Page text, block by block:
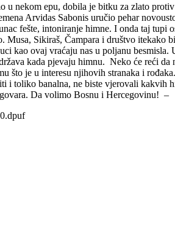
u nekom epu, dobila je bitku za zlato
Arvidas Sabonis uručio pehar
fešte, intoniranje himne. I onda taj
Sikiraš, Čampara i društvo
ovaj vraćaju nas u poljanu besmisla.
kada pjevaju himnu. Neko će reći
što je u interesu njihovih stranaka i
toliko banalna, ne biste vjerovali kakvih
Da volimo Bosnu i Hercegovinu! –